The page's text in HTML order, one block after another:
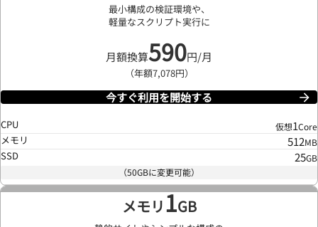
最小構成の検証環境や、
軽量なスクリプト実行に
月額換算590円/月
（年額7,078円）
今すぐ利用を開始する
CPU 仮想1Core
メモリ 512MB
SSD 25GB
（50GBに変更可能）
メモリ1GB